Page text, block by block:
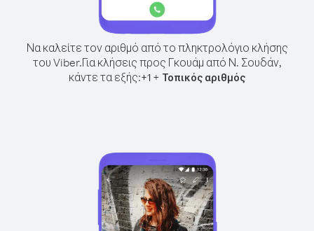
Να καλείτε τον αριθμό από το πληκτρολόγιο κλήσης
του Viber.Για κλήσεις προς Γκουάμ από Ν. Σουδάν,
κάντε τα εξής:+1 + Τοπικός αριθμός